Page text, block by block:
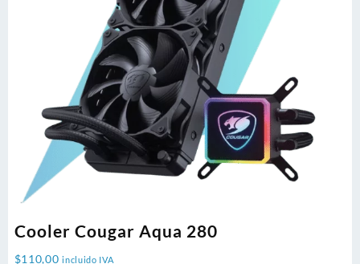
Cooler Cougar Aqua 280
$110,00 incluido IVA